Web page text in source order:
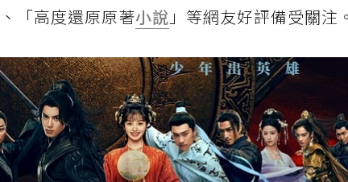
「高度還原原著小說 」等網友好評備受關注